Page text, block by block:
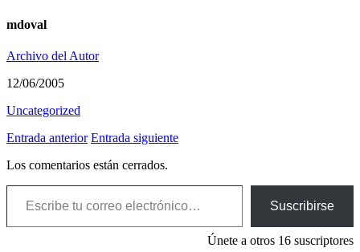
mdoval
Archivo del Autor
12/06/2005
Uncategorized
Entrada anterior Entrada siguiente
Los comentarios están cerrados.
Escribe tu correo electrónico…
Suscribirse
Únete a otros 16 suscriptores